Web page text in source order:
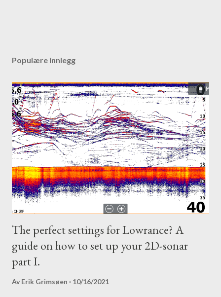
Populære innlegg
The perfect settings for Lowrance? A
guide on how to set up your 2D-sonar
part I.
Av Erik Grimsøen 10/16/2021